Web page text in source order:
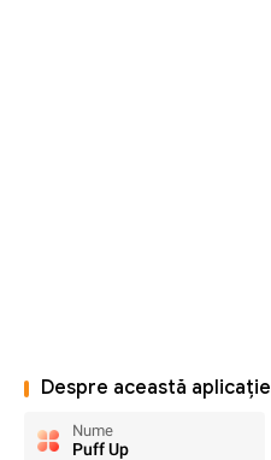
Despre această aplicație
Nume
Puff Up